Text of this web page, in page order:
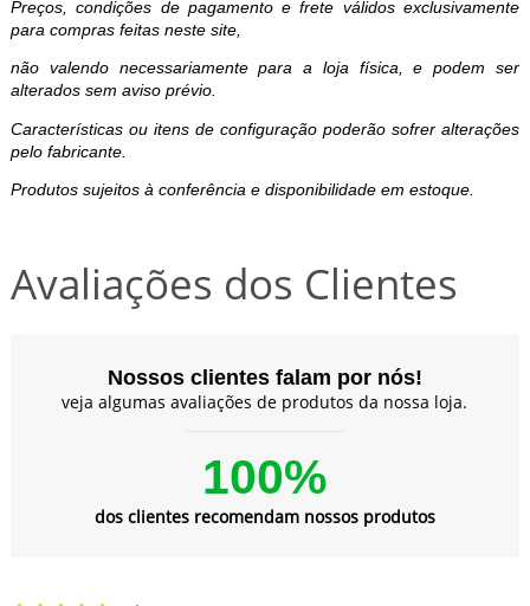
Preços, condições de pagamento e frete válidos exclusivamente
para compras feitas neste site,
não valendo necessariamente para a loja física, e podem ser
alterados sem aviso prévio.
Características ou itens de configuração poderão sofrer alterações
pelo fabricante.
Produtos sujeitos à conferência e disponibilidade em estoque.
Avaliações dos Clientes
Nossos clientes falam por nós!
veja algumas avaliações de produtos da nossa loja.
100%
dos clientes recomendam nossos produtos